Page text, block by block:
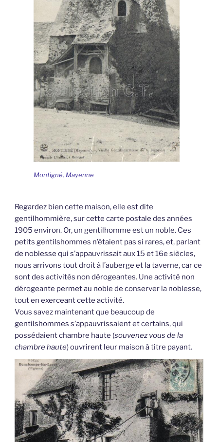
Montigné, Mayenne
Regardez bien cette maison, elle est dite
gentilhommière, sur cette carte postale des années
1905 environ. Or, un gentilhomme est un noble. Ces
petits gentilshommes n’étaient pas si rares, et, parlant
de noblesse qui s’appauvrissait aux 15 et 16e siècles,
nous arrivons tout droit à l’auberge et la taverne, car ce
sont des activités non dérogeantes. Une activité non
dérogeante permet au noble de conserver la noblesse,
tout en exerceant cette activité.
Vous savez maintenant que beaucoup de
gentilshommes s’appauvrissaient et certains, qui
possédaient chambre haute (souvenez vous de la
chambre haute) ouvrirent leur maison à titre payant.